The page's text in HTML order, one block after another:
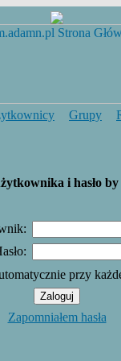
Grupy
i hasło by
przy
Zapomniałem hasła